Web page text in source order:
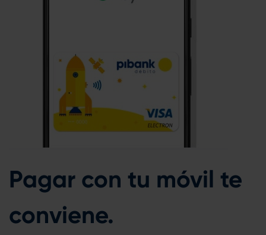
Pagar con tu móvil te
conviene.